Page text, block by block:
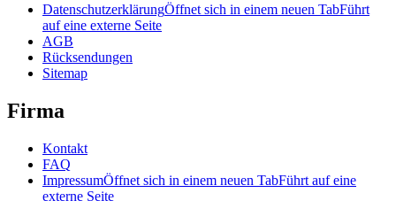
DatenschutzerklärungÖffnet sich in einem neuen TabFührt
auf eine externe Seite
AGB
Rücksendungen
Sitemap
Firma
Kontakt
FAQ
ImpressumÖffnet sich in einem neuen TabFührt auf eine
externe Seite